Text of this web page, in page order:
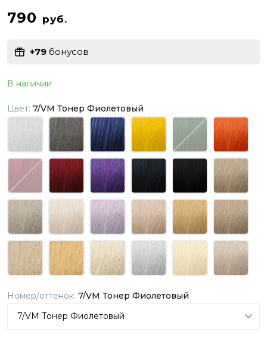
790 руб.
+79 бонусов
В наличии
Цвет: 7/VM Тонер Фиолетовый
Номер/оттенок: 7/VM Тонер Фиолетовый